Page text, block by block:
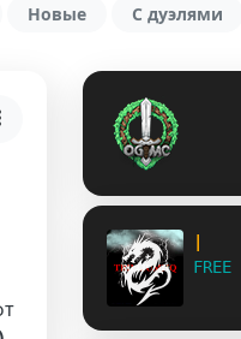
Новые С дуэлями
FREE